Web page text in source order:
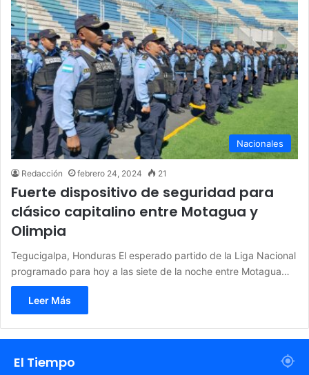
Nacionales
Redacción febrero 24, 2024 21
Fuerte dispositivo de seguridad para
clásico capitalino entre Motagua y
Olimpia
Tegucigalpa, Honduras El esperado partido de la Liga Nacional
programado para hoy a las siete de la noche entre Motagua…
Leer Más
El Tiempo